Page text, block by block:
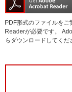
PDF形式のファイルを
Readerが必要です。
らダウンロードしてくだ